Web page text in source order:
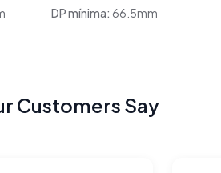
DP mínima: 66.5mm
Customers Say